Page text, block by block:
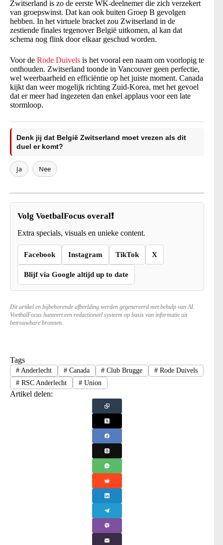
Zwitserland is zo de eerste WK-deelnemer die zich verzekert
van groepswinst. Dat kan ook buiten Groep B gevolgen
hebben. In het virtuele bracket zou Zwitserland in de
zestiende finales tegenover België uitkomen, al kan dat
schema nog flink door elkaar geschud worden.
Voor de Rode Duivels is het vooral een naam om voorlopig te
onthouden. Zwitserland toonde in Vancouver geen perfectie,
wel weerbaarheid en efficiëntie op het juiste moment. Canada
kijkt dan weer mogelijk richting Zuid-Korea, met het gevoel
dat er meer had ingezeten dan enkel applaus voor een late
stormloop.
Denk jij dat België Zwitserland moet vrezen als dit
duel er komt?
Ja Nee
Volg VoetbalFocus overal❗
Extra specials, visuals en unieke content.
Facebook Instagram TikTok X
Blijf via Google altijd up to date
Dit artikel en bijbehorende afbeelding werden gegenereerd met behulp van AI.
VoetbalFocus hanteert een redactioneel systeem op basis van informatie uit
betrouwbare bronnen.
Tags
#Anderlecht #Canada # Club Brugge # Rode Duivels
#RSC Anderlecht #Union
Artikel delen: